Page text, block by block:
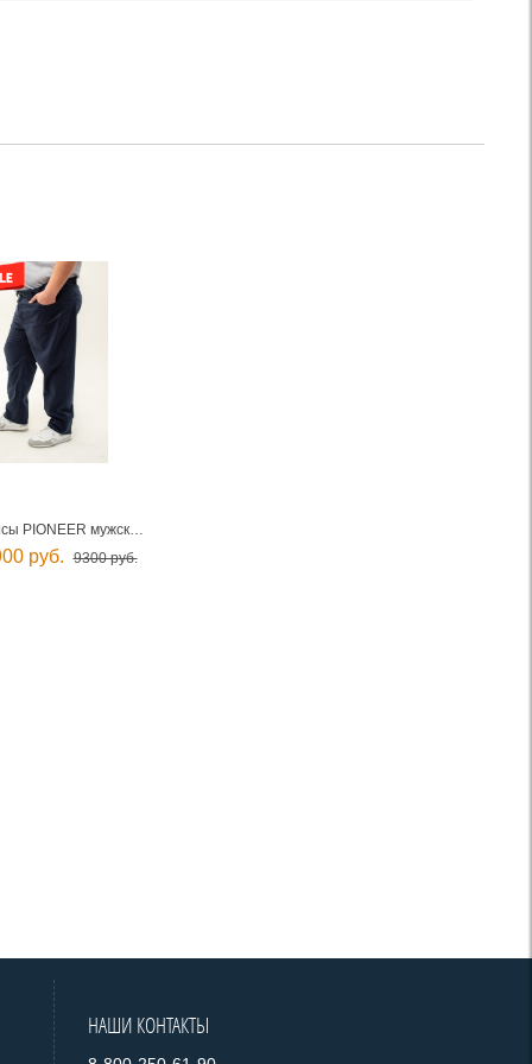
Джинсы PIONEER мужские
руб. 9300 руб.
НАШИ КОНТАКТЫ